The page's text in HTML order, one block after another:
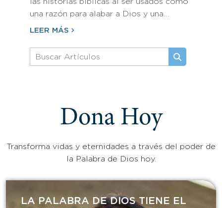
las historias bíblicas al ser usados como
una razón para alabar a Dios y una…
LEER MÁS
Dona Hoy
Transforma vidas y eternidades a través del poder de
la Palabra de Dios hoy.
LA PALABRA DE DIOS TIENE EL